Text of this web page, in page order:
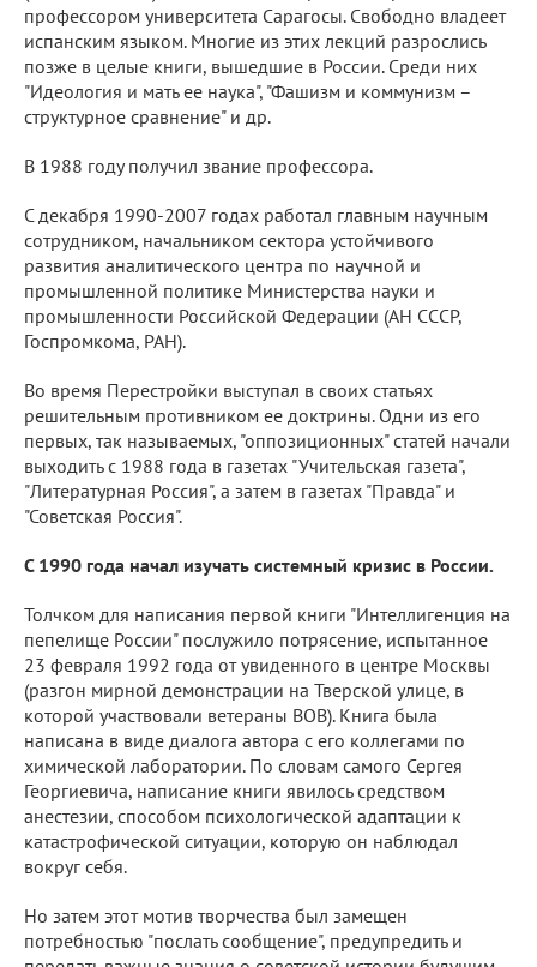
профессором университета Сарагосы. Свободно владеет
испанским языком. Многие из этих лекций разрослись
позже в целые книги, вышедшие в России. Среди них
"Идеология и мать ее наука", "Фашизм и коммунизм –
структурное сравнение" и др.
В 1988 году получил звание профессора.
С декабря 1990-2007 годах работал главным научным
сотрудником, начальником сектора устойчивого
развития аналитического центра по научной и
промышленной политике Министерства науки и
промышленности Российской Федерации (АН СССР,
Госпромкома, РАН).
Во время Перестройки выступал в своих статьях
решительным противником ее доктрины. Одни из его
первых, так называемых, "оппозиционных" статей начали
выходить с 1988 года в газетах "Учительская газета",
"Литературная Россия", а затем в газетах "Правда" и
"Советская Россия".
С 1990 года начал изучать системный кризис в России.
Толчком для написания первой книги "Интеллигенция на
пепелище России" послужило потрясение, испытанное
23 февраля 1992 года от увиденного в центре Москвы
(разгон мирной демонстрации на Тверской улице, в
которой участвовали ветераны ВОВ). Книга была
написана в виде диалога автора с его коллегами по
химической лаборатории. По словам самого Сергея
Георгиевича, написание книги явилось средством
анестезии, способом психологической адаптации к
катастрофической ситуации, которую он наблюдал
вокруг себя.
Но затем этот мотив творчества был замещен
потребностью "послать сообщение", предупредить и